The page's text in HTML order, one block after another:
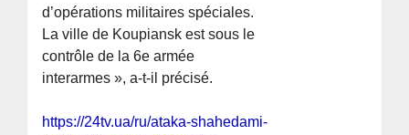
d’opérations militaires spéciales.
La ville de Koupiansk est sous le
contrôle de la 6e armée
interarmes », a-t-il précisé.
https://24tv.ua/ru/ataka-shahedami-